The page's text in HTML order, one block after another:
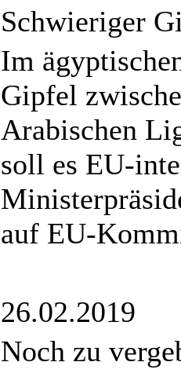
Schwieriger
Im
Gipfel
Arabischen
soll es EU-
auf EU-
26.02.2019
Noch zu